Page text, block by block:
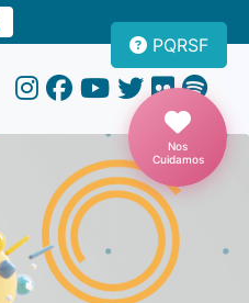
PQRSF
Nos
Cuidamos